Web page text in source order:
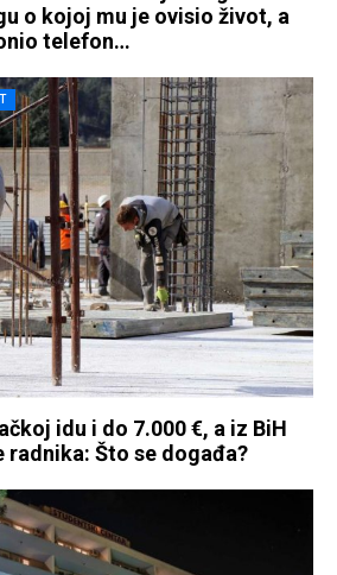
o kojoj mu je ovisio život, a
telefon…
idu i do 7.000 €, a iz BiH
radnika: Što se događa?